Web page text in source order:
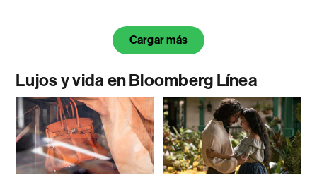
Cargar más
Lujos y vida en Bloomberg Línea